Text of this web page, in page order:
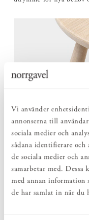
Vi använder
annonserna till
sociala medier och
sådana identifierare
de sociala medier och
samarbetar med.
med annan information
de har samlat in när du